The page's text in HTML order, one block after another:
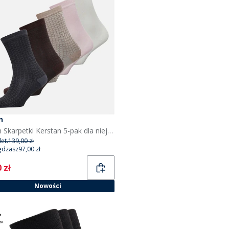
Bench Skarpetki Kerstan 5-pak dla niej kolor Mixed
139,00 zł
97,00 zł
zł
Nowości